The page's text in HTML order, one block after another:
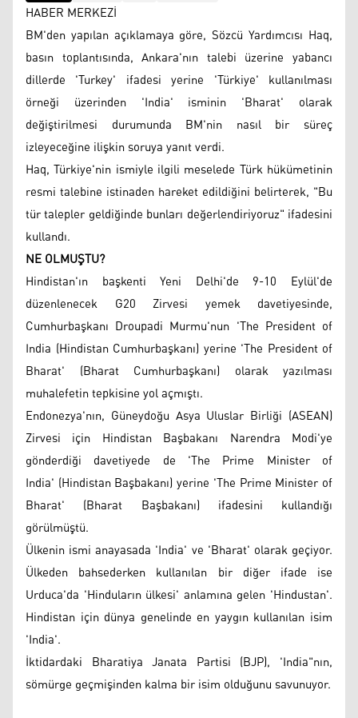
HABER MERKEZİ
BM'den yapılan açıklamaya göre, Sözcü Yardımcısı Haq,
basın toplantısında, Ankara'nın talebi üzerine yabancı
dillerde 'Turkey' ifadesi yerine 'Türkiye' kullanılması
örneği üzerinden 'India' isminin 'Bharat' olarak
değiştirilmesi durumunda BM'nin nasıl bir süreç
izleyeceğine ilişkin soruya yanıt verdi.
Haq, Türkiye'nin ismiyle ilgili meselede Türk hükümetinin
resmi talebine istinaden hareket edildiğini belirterek, "Bu
tür talepler geldiğinde bunları değerlendiriyoruz" ifadesini
kullandı.
NE OLMUŞTU?
Hindistan'ın başkenti Yeni Delhi'de 9-10 Eylül'de
düzenlenecek G20 Zirvesi yemek davetiyesinde,
Cumhurbaşkanı Droupadi Murmu'nun 'The President of
India (Hindistan Cumhurbaşkanı) yerine 'The President of
Bharat' (Bharat Cumhurbaşkanı) olarak yazılması
muhalefetin tepkisine yol açmıştı.
Endonezya'nın, Güneydoğu Asya Uluslar Birliği (ASEAN)
Zirvesi için Hindistan Başbakanı Narendra Modi'ye
gönderdiği davetiyede de 'The Prime Minister of
India' (Hindistan Başbakanı) yerine 'The Prime Minister of
Bharat' (Bharat Başbakanı) ifadesini kullandığı
görülmüştü.
Ülkenin ismi anayasada 'India' ve 'Bharat' olarak geçiyor.
Ülkeden bahsederken kullanılan bir diğer ifade ise
Urduca'da 'Hinduların ülkesi' anlamına gelen 'Hindustan'.
Hindistan için dünya genelinde en yaygın kullanılan isim
'India'.
İktidardaki Bharatiya Janata Partisi (BJP), 'India"nın,
sömürge geçmişinden kalma bir isim olduğunu savunuyor.